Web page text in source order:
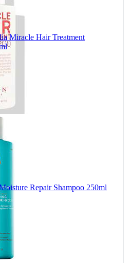
Miracle Hair Treatment
Repair Shampoo 250ml